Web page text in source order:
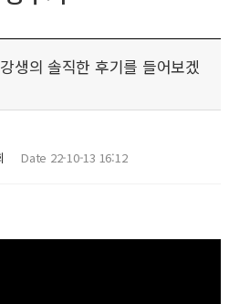
생의 솔직한 후기를 들어보겠
Date 22-10-13 16:12